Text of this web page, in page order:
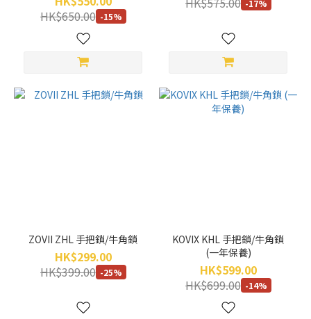
HK$650.00 -15%
-17%
ZOVII ZHL 手把鎖/牛角鎖
HK$299.00
HK$399.00 -25%
KOVIX KHL 手把鎖/牛角鎖
(一年保養)
HK$599.00
HK$699.00 -14%